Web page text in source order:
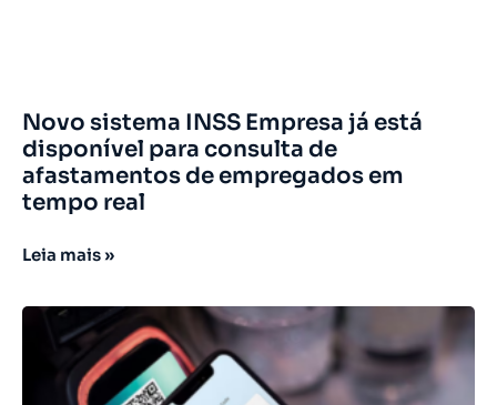
Novo sistema INSS Empresa já está
disponível para consulta de
afastamentos de empregados em
tempo real
Leia mais »